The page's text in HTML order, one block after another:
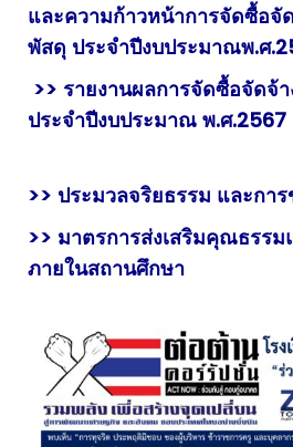
และความก้าวหน้าการจัดซื้อจั
พัสดุ ประจำปีงบประมาณพ.ศ
>> รายงานผลการจัดซื้อจัดจ้
ประจำปีงบประมาณ พ.ศ.2567
>> ประมวลจริยธรรม และกา
>> มาตรการส่งเสริมคุณธรรม
ภายในสถานศึกษา